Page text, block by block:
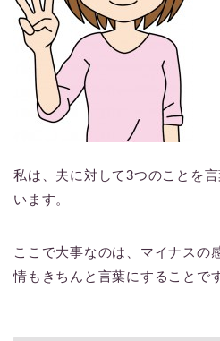
私は、夫に対して3つのことを
います。
ここで大事なのは、マイナスの
情もきちんと言葉にすることで